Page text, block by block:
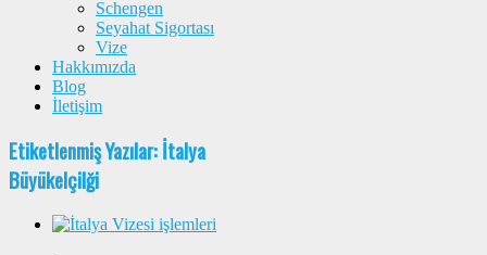
Schengen
Seyahat Sigortası
Vize
Hakkımızda
Blog
İletişim
Etiketlenmiş Yazılar: İtalya
Büyükelçilği